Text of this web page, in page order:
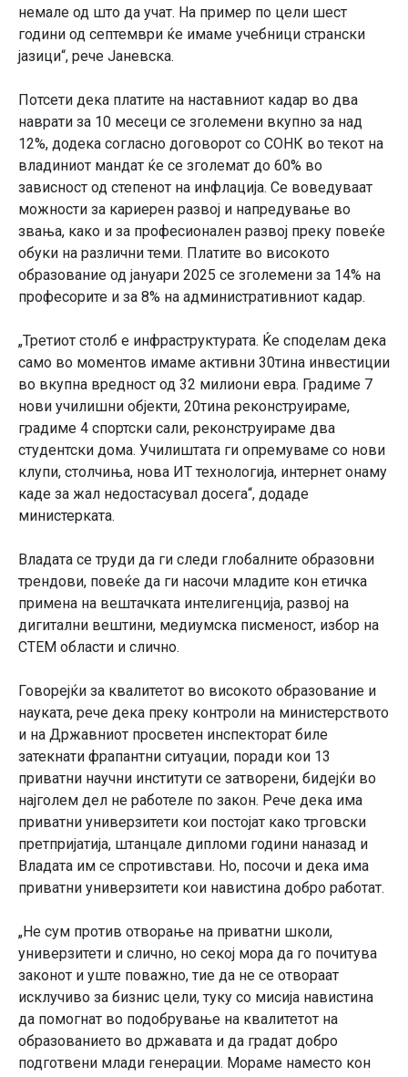
немале од што да учат. На пример по цели шест
години од септември ќе имаме учебници странски
јазици“, рече Јаневска.
Потсети дека платите на наставниот кадар во два
наврати за 10 месеци се зголемени вкупно за над
12%, додека согласно договорот со СОНК во текот на
владиниот мандат ќе се зголемат до 60% во
зависност од степенот на инфлација. Се воведуваат
можности за кариерен развој и напредување во
звања, како и за професионален развој преку повеќе
обуки на различни теми. Платите во високото
образование од јануари 2025 се зголемени за 14% на
професорите и за 8% на административниот кадар.
„Третиот столб е инфраструктурата. Ќе споделам дека
само во моментов имаме активни 30тина инвестиции
во вкупна вредност од 32 милиони евра. Градиме 7
нови училишни објекти, 20тина реконструираме,
градиме 4 спортски сали, реконструираме два
студентски дома. Училиштата ги опремуваме со нови
клупи, столчиња, нова ИТ технологија, интернет онаму
каде за жал недостасувал досега“, додаде
министерката.
Владата се труди да ги следи глобалните образовни
трендови, повеќе да ги насочи младите кон етичка
примена на вештачката интелигенција, развој на
дигитални вештини, медиумска писменост, избор на
СТЕМ области и слично.
Говорејќи за квалитетот во високото образование и
науката, рече дека преку контроли на министерството
и на Државниот просветен инспекторат биле
затекнати фрапантни ситуации, поради кои 13
приватни научни институти се затворени, бидејќи во
најголем дел не работеле по закон. Рече дека има
приватни универзитети кои постојат како трговски
претпријатија, штанцале дипломи години наназад и
Владата им се спротивстави. Но, посочи и дека има
приватни универзитети кои навистина добро работат.
„Не сум против отворање на приватни школи,
универзитети и слично, но секој мора да го почитува
законот и уште поважно, тие да не се отвораат
исклучиво за бизнис цели, туку со мисија навистина
да помогнат во подобрување на квалитетот на
образованието во државата и да градат добро
подготвени млади генерации. Мораме наместо кон